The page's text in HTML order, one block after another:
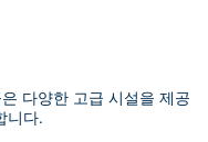
다양한 고급 시설을 제공
니다.